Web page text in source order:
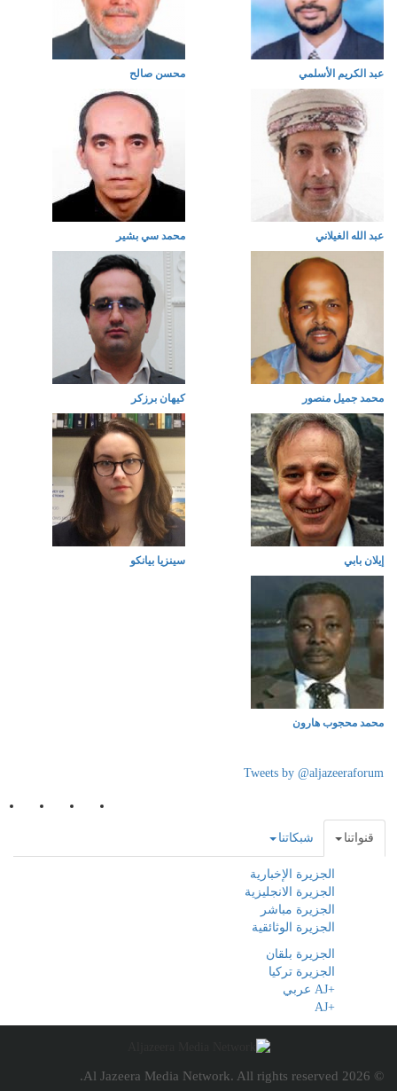
عبد الكريم الأسلمي محسن صالح
عبد الله الغيلاني محمد سي بشير
محمد جميل منصور كيهان برزكر
إيلان بابي سينزيا بيانكو
محمد محجوب هارون
Tweets by @aljazeeraforum
قنواتنا شبكاتنا
الجزيرة الإخبارية
الجزيرة الانجليزية
الجزيرة مباشر
الجزيرة الوثائقية
الجزيرة بلقان
الجزيرة تركيا
+AJ عربي
+AJ
© 2026 Al Jazeera Media Network. All rights reserved.